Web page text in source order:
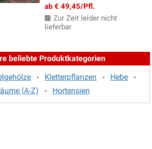
ab € 49,45/Pfl.
Zur Zeit leider nicht
lieferbar
beliebte Produktkategorien
- Kletterpflanzen - Hebe -
(A-Z) - Hortensien